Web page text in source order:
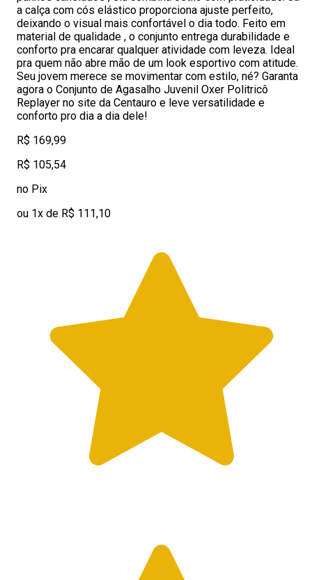
a calça com cós elástico proporciona ajuste perfeito,
deixando o visual mais confortável o dia todo. Feito em
material de qualidade , o conjunto entrega durabilidade e
conforto pra encarar qualquer atividade com leveza. Ideal
pra quem não abre mão de um look esportivo com atitude.
Seu jovem merece se movimentar com estilo, né? Garanta
agora o Conjunto de Agasalho Juvenil Oxer Politricô
Replayer no site da Centauro e leve versatilidade e
conforto pro dia a dia dele!
R$ 169,99
R$ 105,54
no Pix
ou 1x de R$ 111,10